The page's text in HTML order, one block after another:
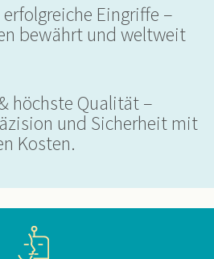
Eingriffe –
bewährt und weltweit
höchste Qualität –
und Sicherheit mit
Kosten.